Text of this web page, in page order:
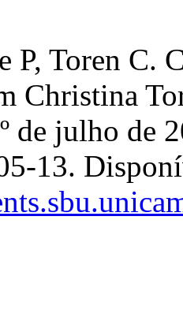
P, Toren C.
Christina
de julho de
13.